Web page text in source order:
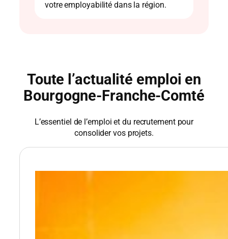
votre employabilité dans la région.
Toute l’actualité emploi en
Bourgogne-Franche-Comté
L’essentiel de l’emploi et du recrutement pour
consolider vos projets.